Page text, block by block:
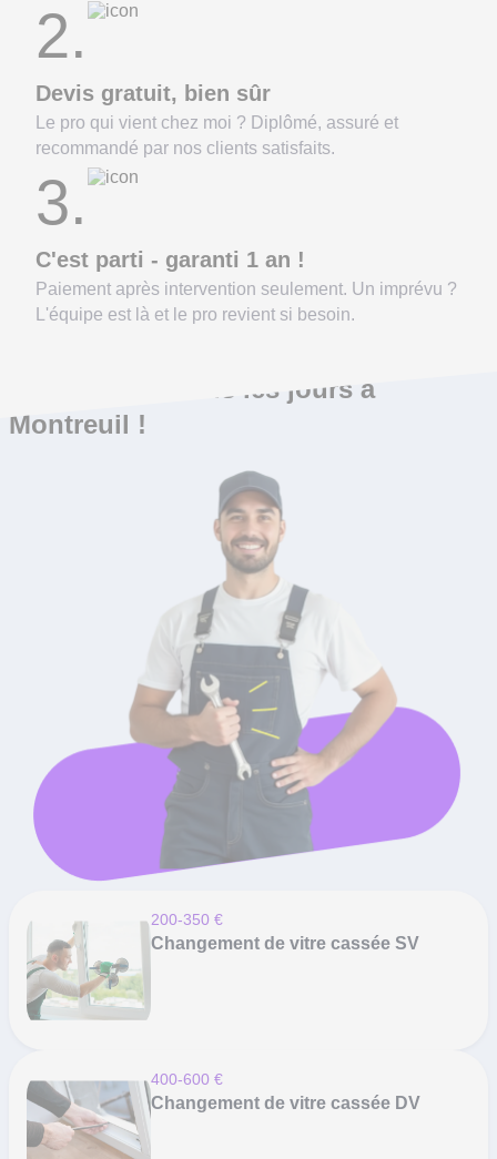
2.
Devis gratuit, bien sûr
Le pro qui vient chez moi ? Diplômé, assuré et
recommandé par nos clients satisfaits.
3.
C'est parti - garanti 1 an !
Paiement après intervention seulement. Un imprévu ?
L'équipe est là et le pro revient si besoin.
On répare ça tous les jours à
Montreuil !
200-350 €
Changement de vitre cassée SV
400-600 €
Changement de vitre cassée DV